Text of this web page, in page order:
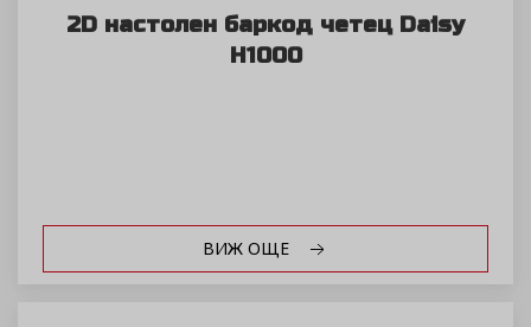
2D настолен баркод четец Daisy
H1000
ВИЖ ОЩЕ